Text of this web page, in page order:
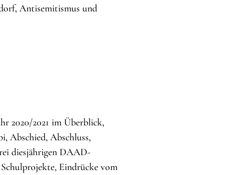
Antisemitismus und
2020/2021 im Überblick,
Abschied, Abschluss,
diesjährigen DAAD-
Eindrücke vom